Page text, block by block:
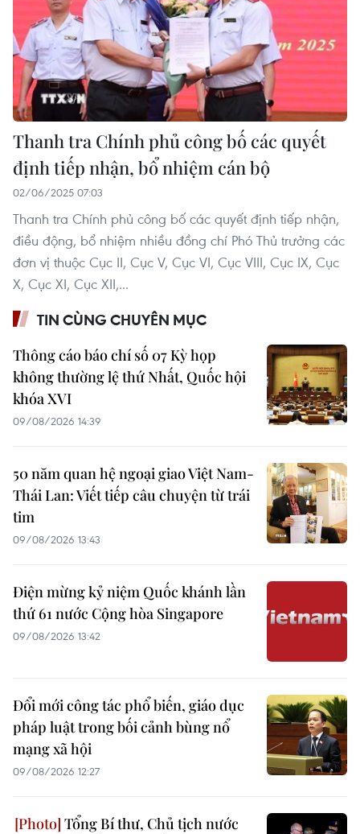
Thanh tra Chính phủ công bố các quyết
định tiếp nhận, bổ nhiệm cán bộ
02/06/2025 07:03
Thanh tra Chính phủ công bố các quyết định tiếp nhận,
điều động, bổ nhiệm nhiều đồng chí Phó Thủ trưởng các
đơn vị thuộc Cục II, Cục V, Cục VI, Cục VIII, Cục IX, Cục
X, Cục XI, Cục XII,...
TIN CÙNG CHUYÊN MỤC
Thông cáo báo chí số 07 Kỳ họp
không thường lệ thứ Nhất, Quốc hội
khóa XVI
09/08/2026 14:39
50 năm quan hệ ngoại giao Việt Nam-
Thái Lan: Viết tiếp câu chuyện từ trái
tim
09/08/2026 13:43
Điện mừng kỷ niệm Quốc khánh lần
thứ 61 nước Cộng hòa Singapore
09/08/2026 13:42
Đổi mới công tác phổ biến, giáo dục
pháp luật trong bối cảnh bùng nổ
mạng xã hội
09/08/2026 12:27
Tổng Bí thư, Chủ tịch nước